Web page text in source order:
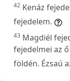
42 Kenáz
fejedelem.
43 Magdiél
fejedelmei az
földén. Ézsaú